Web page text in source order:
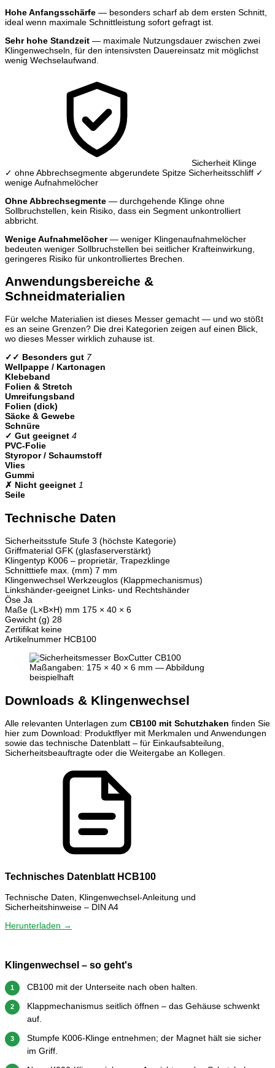
Hohe Anfangsschärfe — besonders scharf ab dem ersten Schnitt,
ideal wenn maximale Schnittleistung sofort gefragt ist.
Sehr hohe Standzeit — maximale Nutzungsdauer zwischen zwei
Klingenwechseln, für den intensivsten Dauereinsatz mit möglichst
wenig Wechselaufwand.
Sicherheit Klinge
✓ ohne Abbrechsegmente abgerundete Spitze Sicherheitsschliff ✓
wenige Aufnahmelöcher
Ohne Abbrechsegmente — durchgehende Klinge ohne
Sollbruchstellen, kein Risiko, dass ein Segment unkontrolliert
abbricht.
Wenige Aufnahmelöcher— weniger Klingenaufnahmelöcher
bedeuten weniger Sollbruchstellen bei seitlicher Krafteinwirkung,
geringeres Risiko für unkontrolliertes Brechen.
Anwendungsbereiche &
Schneidmaterialien
Für welche Materialien ist dieses Messer gemacht — und wo stößt
es an seine Grenzen? Die drei Kategorien zeigen auf einen Blick,
wo dieses Messer wirklich zuhause ist.
✓✓ Besonders gut 7
Wellpappe / Kartonagen
Klebeband
Folien & Stretch
Umreifungsband
Folien (dick)
Säcke & Gewebe
Schnüre
✓ Gut geeignet 4
PVC-Folie
Styropor / Schaumstoff
Vlies
Gummi
✗ Nicht geeignet 1
Seile
Technische Daten
Sicherheitsstufe Stufe 3 (höchste Kategorie)
Griffmaterial GFK (glasfaserverstärkt)
Klingentyp K006 – proprietär, Trapezklinge
Schnitttiefe max. (mm) 7 mm
Klingenwechsel Werkzeuglos (Klappmechanismus)
Linkshänder-geeignet Links- und Rechtshänder
Öse Ja
Maße (L×B×H) mm 175 × 40 × 6
Gewicht (g) 28
Zertifikat keine
Artikelnummer HCB100
Maßangaben: 175 × 40 × 6 mm — Abbildung
beispielhaft
Downloads & Klingenwechsel
Alle relevanten Unterlagen zum CB100 mit Schutzhaken finden Sie
hier zum Download: Produktflyer mit Merkmalen und Anwendungen
sowie das technische Datenblatt – für Einkaufsabteilung,
Sicherheitsbeauftragte oder die Weitergabe an Kollegen.
Technisches Datenblatt HCB100
Technische Daten, Klingenwechsel-Anleitung und
Sicherheitshinweise – DIN A4
Herunterladen →
Klingenwechsel – so geht's
1 CB100 mit der Unterseite nach oben halten.
2
Klappmechanismus seitlich öffnen – das Gehäuse schwenkt
auf.
3
Stumpfe K006-Klinge entnehmen; der Magnet hält sie sicher
im Griff.